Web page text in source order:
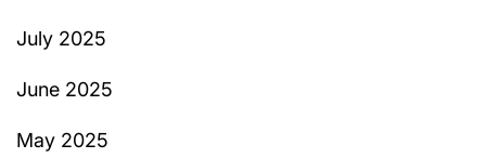
July 2025
June 2025
May 2025